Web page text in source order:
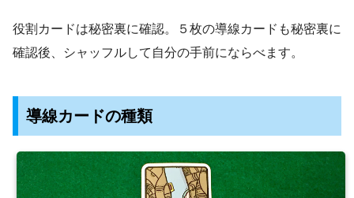
役割カードは秘密裏に確認。５枚の導線カードも秘密裏に
確認後、シャッフルして自分の手前にならべます。
導線カードの種類